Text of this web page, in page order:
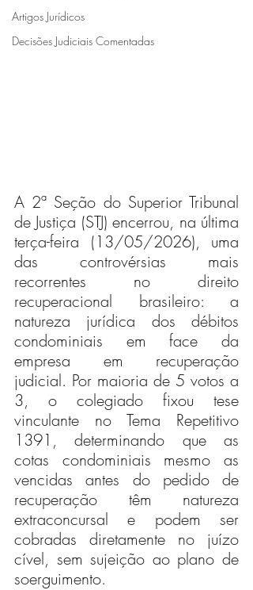
Artigos Jurídicos
Decisões Judiciais Comentadas
A 2ª Seção do Superior Tribunal
de Justiça (STJ) encerrou, na última
terça-feira (13/05/2026), uma
das controvérsias mais
recorrentes no direito
recuperacional brasileiro: a
natureza jurídica dos débitos
condominiais em face da
empresa em recuperação
judicial. Por maioria de 5 votos a
3, o colegiado fixou tese
vinculante no Tema Repetitivo
1391, determinando que as
cotas condominiais mesmo as
vencidas antes do pedido de
recuperação têm natureza
extraconcursal e podem ser
cobradas diretamente no juízo
cível, sem sujeição ao plano de
soerguimento.